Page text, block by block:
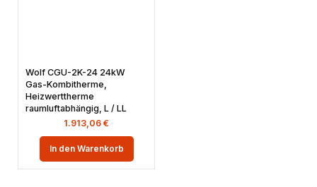
Wolf CGU-2K-24 24kW
Gas-Kombitherme,
Heizwerttherme
raumluftabhängig, L / LL
1.913,06 €
In den Warenkorb